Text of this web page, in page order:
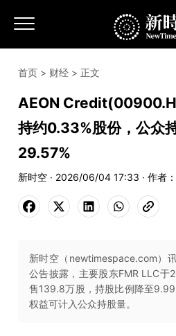
首页 > 财经 > 正文
AEON
持约0.33%股份，公众
29.57%
新时空 · 2026/06/04 17:33 · 作者：
新时空（newtimespace.com）
公告披露，主要股东FMR LLC于
售139.8万股，持股比例降至
权益可计入公众持股量。